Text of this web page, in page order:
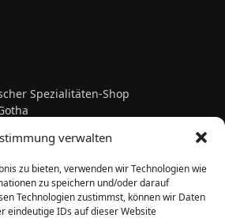
verwalten
zu bieten, verwenden wir Technologien wie
zu speichern und/oder darauf
Technologien zustimmst, können wir Daten
eindeutige IDs auf dieser Website
Spezialitäten-Shop